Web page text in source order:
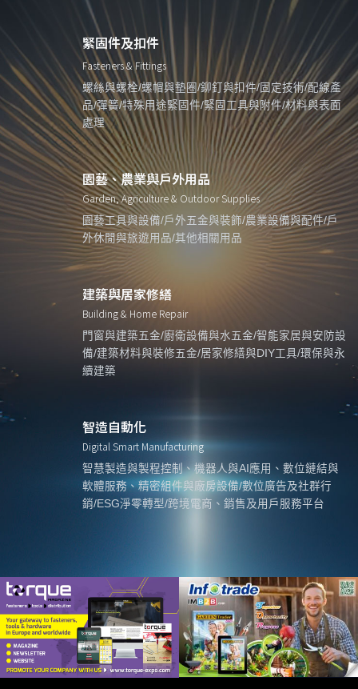
緊固件及扣件
Fasteners & Fittings
螺絲與螺栓/螺帽與墊圈/鉚釘與扣件/固定技術/配線產
品/彈簧/特殊用途緊固件/緊固工具與附件/材料與表面
處理
園藝、農業與戶外用品
Garden, Agriculture & Outdoor Supplies
園藝工具與設備/戶外五金與裝飾/農業設備與配件/戶
外休閒與旅遊用品/其他相關用品
建築與居家修繕
Building & Home Repair
門窗與建築五金/廚衛設備與水五金/智能家居與安防設
備/建築材料與裝修五金/居家修繕與DIY工具/環保與永
續建築
智造自動化
Digital Smart Manufacturing
智慧製造與製程控制、機器人與AI應用、數位鏈結與
軟體服務、精密組件與廠房設備/數位廣告及社群行
銷/ESG淨零轉型/跨境電商、銷售及用戶服務平台